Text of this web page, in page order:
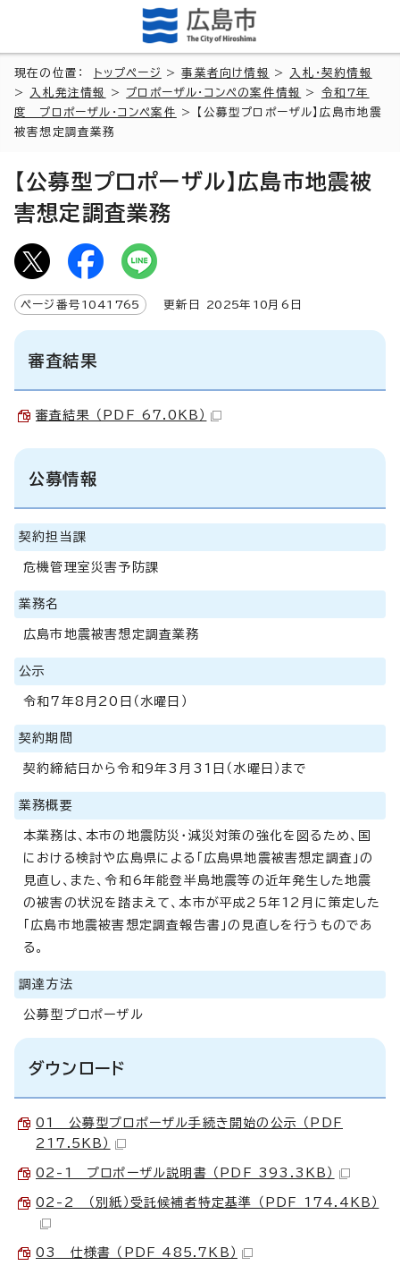
現在の位置： トップページ >事業者向け情報 >
入札・契約情報
>
入札発注情報 > プロポーザル・コンペの案件情報 > 令和7年
度 プロポーザル・コンペ案件
> 【公募型プロポーザル】広島市地震
被害想定調査業務
【公募型プロポーザル】広島市地震被
害想定調査業務
ページ番号 1041765 更新日 2025年 10月6日
審査結果
審査結果 （PDF 67.0KB）
公募情報
契約担当課
危機管理室災害予防課
業務名
広島市地震被害想定調査業務
公示
令和7年8月20日（水曜日）
契約期間
契約締結日から令和9年3月31日（水曜日）まで
業務概要
本業務は、本市の地震防災・減災対策の強化を図るため、国
における検討や広島県による「広島県地震被害想定調査」の
見直し、また、令和6年能登半島地震等の近年発生した地震
の被害の状況を踏まえて、本市が平成25年12月に策定した
「広島市地震被害想定調査報告書」の見直しを行うものであ
る。
調達方法
公募型プロポーザル
ダウンロード
01 公募型プロポーザル手続き開始の公示 （PDF
217.5KB）
02-1 プロポーザル説明書 （PDF 393.3KB）
02-2 （別紙）受託候補者特定基準 （PDF 174.4KB）
03 仕様書 （PDF 485.7KB）